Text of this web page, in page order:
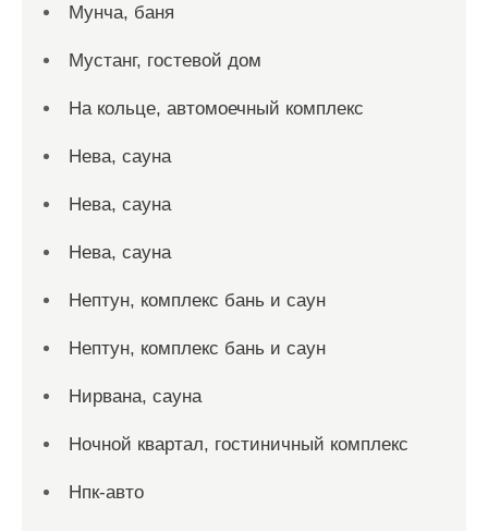
Мунча, баня
Мустанг, гостевой дом
На кольце, автомоечный комплекс
Нева, сауна
Нева, сауна
Нева, сауна
Нептун, комплекс бань и саун
Нептун, комплекс бань и саун
Нирвана, сауна
Ночной квартал, гостиничный комплекс
Нпк-авто